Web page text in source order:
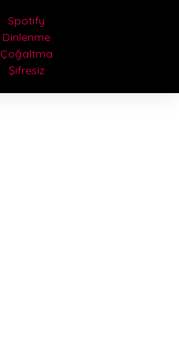
Spotify
Dinlenme
Çoğaltma
Şifresiz